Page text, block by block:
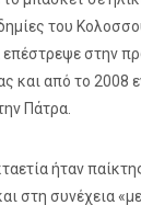
του
επέστρεψε στην
και από το 2008
Πάτρα.
ήταν
στη συνέχεια